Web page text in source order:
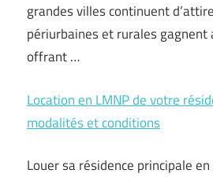
grandes villes continuent
périurbaines et rurales gagnent
offrant …
Location en LMNP de votre
modalités et conditions
Louer sa résidence principale